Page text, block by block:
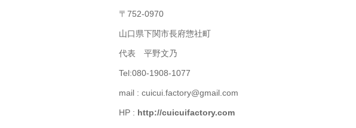
〒752-0970
山口県下関市長府惣社町
代表 平野文乃
Tel:080-1908-1077
mail : cuicui.factory@gmail.com
HP : http://cuicuifactory.com